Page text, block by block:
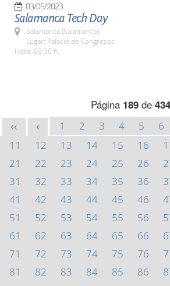
03/05/2023
Salamanca Tech Day
Salamanca (Salamanca)
Lugar: Palacio de Congresos
Hora: 09:30 h.
Página 189de 434
<< < 1 2 3 4 5 6
11
12 13 14 15 16
21
22 23 24 25 26
31
32 33 34 35 36
41
42 43 44 45 46
51
52 53 54 55 56
61
62 63 64 65 66
71
72 73 74 75 76
81
82 83 84 85 86